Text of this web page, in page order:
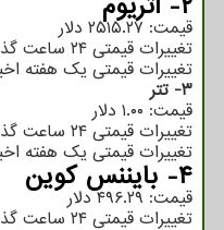
قیمت: ۲۵۱۵.۲۷ دلار
تغییرات قیمتی ۲۴ ساعت گذشته: ۰.۴۹ درصد افزایش
تغییرات قیمتی یک هفته اخیر: ۲۳.۲۴ درصد
۳- تتر
قیمت: ۱.۰۰ دلار
تغییرات قیمتی ۲۴ ساعت گذشته: ۰.۰۱ درصد افزایش
تغییرات قیمتی یک هفته اخیر: ۰.۰۹ درصد
۴- بایننس کوین
قیمت: ۴۹۶.۲۹ دلار
تغییرات قیمتی ۲۴ ساعت گذشته: ۳.۰۹ درصد افزایش